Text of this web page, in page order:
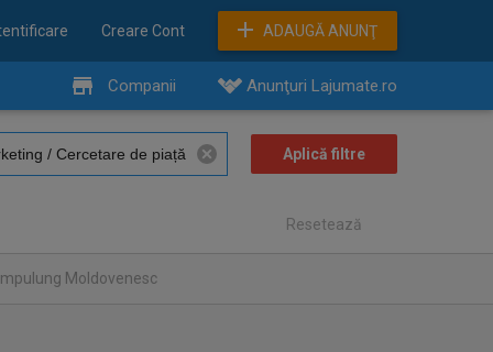
Creare Cont ADAUGĂ ANUNŢ
Companii Anunţuri Lajumate.ro
Resetează
Moldovenesc